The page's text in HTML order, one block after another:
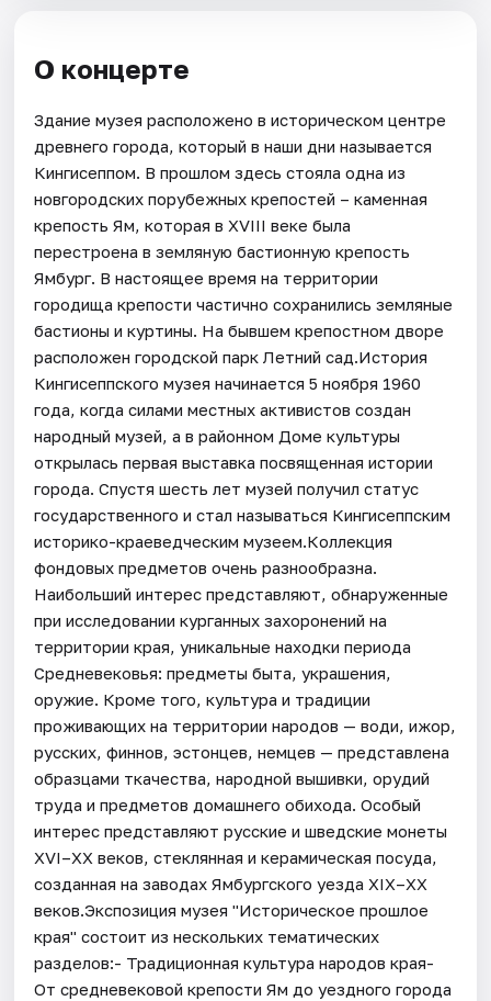
О концерте
Здание музея расположено в историческом центре
древнего города, который в наши дни называется
Кингисеппом. В прошлом здесь стояла одна из
новгородских порубежных крепостей – каменная
крепость Ям, которая в XVIII веке была
перестроена в земляную бастионную крепость
Ямбург. В настоящее время на территории
городища крепости частично сохранились земляные
бастионы и куртины. На бывшем крепостном дворе
расположен городской парк Летний сад.История
Кингисеппского музея начинается 5 ноября 1960
года, когда силами местных активистов создан
народный музей, а в районном Доме культуры
открылась первая выставка посвященная истории
города. Спустя шесть лет музей получил статус
государственного и стал называться Кингисеппским
историко-краеведческим музеем.Коллекция
фондовых предметов очень разнообразна.
Наибольший интерес представляют, обнаруженные
при исследовании курганных захоронений на
территории края, уникальные находки периода
Средневековья: предметы быта, украшения,
оружие. Кроме того, культура и традиции
проживающих на территории народов — води, ижор,
русских, финнов, эстонцев, немцев — представлена
образцами ткачества, народной вышивки, орудий
труда и предметов домашнего обихода. Особый
интерес представляют русские и шведские монеты
XVI–XX веков, стеклянная и керамическая посуда,
созданная на заводах Ямбургского уезда XIX–XX
веков.Экспозиция музея "Историческое прошлое
края" состоит из нескольких тематических
разделов:- Традиционная культура народов края-
От средневековой крепости Ям до уездного города